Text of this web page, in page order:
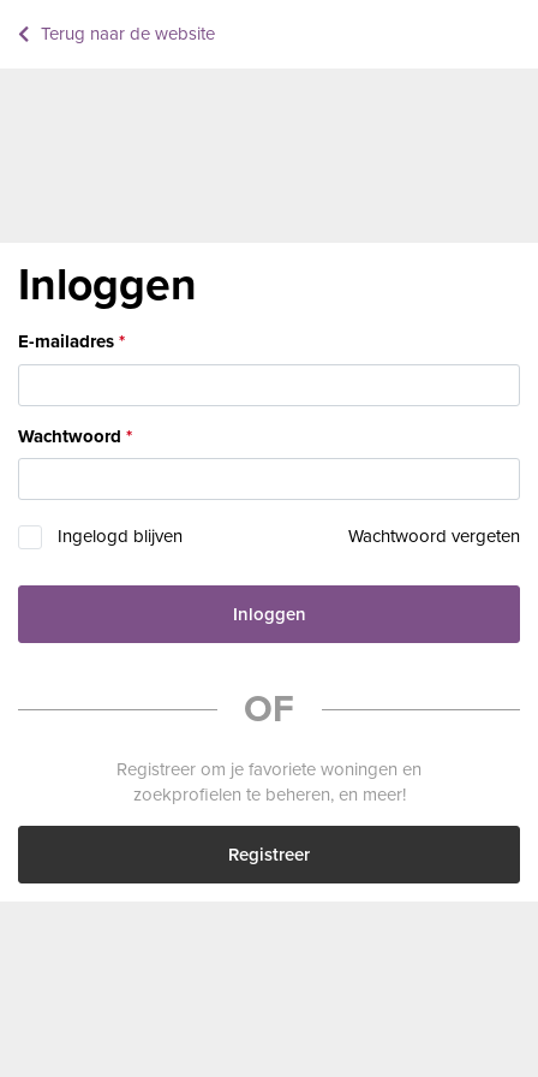
Terug naar de website
Inloggen
E-mailadres
Wachtwoord
Ingelogd blijven Wachtwoord vergeten
Inloggen
OF
Registreer om je favoriete woningen en
zoekprofielen te beheren, en meer!
Registreer